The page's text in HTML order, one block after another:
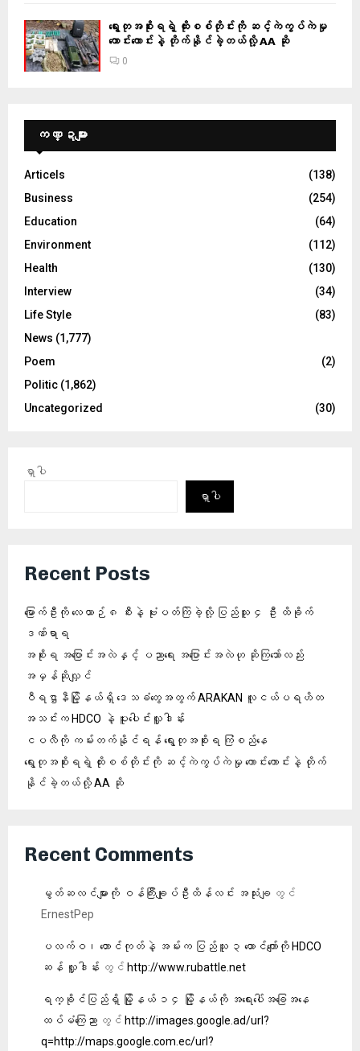
ရွေးတုအစိုးရရဲ့ ထိုးစစ်တိုင်းကို ဆင့်ကဲကွပ်ကဲမှု
ကောင်းကောင်းနဲ့ တိုက်နိုင်ခဲ့တယ်လို့ AA ဆို
0
ကဏ္ဍများ
Articels
(138)
Business
(254)
Education
(64)
Environment
(112)
Health
(130)
Interview
(34)
Life Style
(83)
News (1,777)
Poem
(2)
Politic (1,862)
Uncategorized
(30)
ရှာပါ
ရှာပါ
Recent Posts
မြောက်ဦးကို လေယာဉ် ၈ စီးနဲ့ ဗုံးပတ်ကြဲခဲ့လို့ ပြည်သူ ၄ ဦး ထိခိုက်
ဒဏ်ရာရ
အစိုးရ အပြောင်းအလဲနှင့် ပညာရေး အပြောင်းအလဲဟု ဆိုကြသော်လည်း
အမှန်ဆိုလျှင်
ဝီရဌာနီမြို့နယ်ရှိ‌ ဒေသခံတွေအတွက် ARAKAN လူငယ်ပရဟိတ
အသင်းက HDCO နဲ့ ပူးပေါင်းလှူဒါန်း
ငပလီကို ကမ်းတက်နိုင်ရန် ရွေးတုအစိုးရ ကြံစည်နေ
ရွေးတုအစိုးရရဲ့ ထိုးစစ်တိုင်းကို ဆင့်ကဲကွပ်ကဲမှု ကောင်းကောင်းနဲ့ တိုက်
နိုင်ခဲ့တယ်လို့ AA ဆို
Recent Comments
မွတ်ဆလင်များကို ဝန်ကြီးချုပ်ဦးထိန်လင်း အသုံးချ တွင်
ErnestPep
ပလက်ဝ၊ တောင်ကုတ်နဲ့ အမ်းက ပြည်သူ ၃ ထောင်ကျော်ကို HDCO
ဆန် လှူဒါန်း တွင် http://www.rubattle.net
ရက္ခိုင်ပြည်ရှိ မြို့နယ် ၁၄ မြို့နယ်ကို အရေးပေါ်အခြေအနေ
ထပ်မံကြေညာ တွင် http://images.google.ad/url?
q=http://maps.google.com.ec/url?